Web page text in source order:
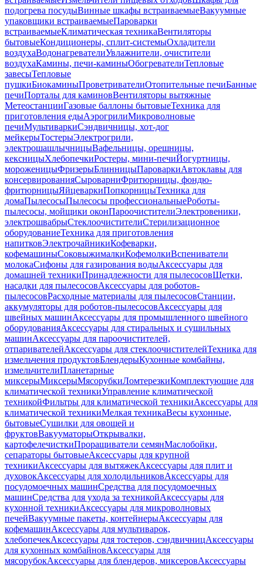
подогрева посудыВинные шкафы встраиваемыеВакуумные
упаковщики встраиваемыеПароварки
встраиваемыеКлиматическая техникаВентиляторы
бытовыеКондиционеры, сплит-системыОхладители
воздухаВодонагревателиУвлажнители, очистители
воздухаКамины, печи-каминыОбогревателиТепловые
завесыТепловые
пушкиБиокаминыПроветривателиОтопительные печиБанные
печиПорталы для каминовВентиляторы вытяжные
МетеостанцииГазовые баллоны бытовыеТехника для
приготовления едыАэрогрилиМикроволновые
печиМультиваркиСэндвичницы, хот-дог
мейкерыТостерыЭлектрогрили,
электрошашлычницыВафельницы, орешницы,
кексницыХлебопечкиРостеры, мини-печиЙогуртницы,
мороженицыФризерыБлинницыПароваркиАвтоклавы для
консервированияСыроварниФритюрницы, фондю-
фритюрницыЯйцеваркиПопкорницыТехника для
домаПылесосыПылесосы профессиональныеРоботы-
пылесосы, мойщики оконПароочистителиЭлектровеники,
электрошвабрыСтеклоочистителиСтерилизационное
оборудованиеТехника для приготовления
напитковЭлектрочайникиКофеварки,
кофемашиныСоковыжималкиКофемолкиВспениватели
молокаСифоны для газирования водыАксессуары для
домашней техникиПринадлежности для пылесосовЩетки,
насадки для пылесосовАксессуары для роботов-
пылесосовРасходные материалы для пылесосовСтанции,
аккумуляторы для роботов-пылесосовАксессуары для
швейных машинАксессуары для промышленного швейного
оборудованияАксессуары для стиральных и сушильных
машинАксессуары для пароочистителей,
отпаривателейАксессуары для стеклоочистителейТехника для
измельчения продуктовБлендерыКухонные комбайны,
измельчителиПланетарные
миксерыМиксерыМясорубкиЛомтерезкиКомплектующие для
климатической техникиУправление климатической
техникойФильтры для климатической техникиАксессуары для
климатической техникиМелкая техникаВесы кухонные,
бытовыеСушилки для овощей и
фруктовВакууматорыОткрывалки,
картофелечисткиПроращиватели семянМаслобойки,
сепараторы бытовыеАксессуары для крупной
техникиАксессуары для вытяжекАксессуары для плит и
духовокАксессуары для холодильниковАксессуары для
посудомоечных машинСредства для посудомоечных
машинСредства для ухода за техникойАксессуары для
кухонной техникиАксессуары для микроволновых
печейВакуумные пакеты, контейнерыАксессуары для
кофемашинАксессуары для мультиварок,
хлебопечекАксессуары для тостеров, сэндвичницАксессуары
для кухонных комбайновАксессуары для
мясорубокАксессуары для блендеров, миксеровАксессуары